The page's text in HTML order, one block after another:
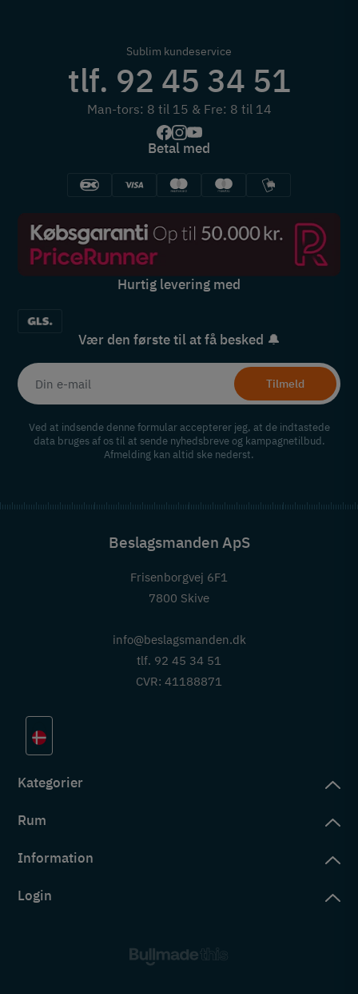
Sublim kundeservice
tlf. 92 45 34 51
Man-tors: 8 til 15 & Fre: 8 til 14
Betal med
Hurtig levering med
Vær den første til at få besked 🔔
Tilmeld
Ved at indsende denne formular accepterer jeg, at de indtastede
data bruges af os til at sende nyhedsbreve og kampagnetilbud.
Afmelding kan altid ske nederst.
Beslagsmanden ApS
Frisenborgvej 6F1
7800 Skive
info@beslagsmanden.dk
tlf. 92 45 34 51
CVR: 41188871
Kategorier
Rum
Information
Login